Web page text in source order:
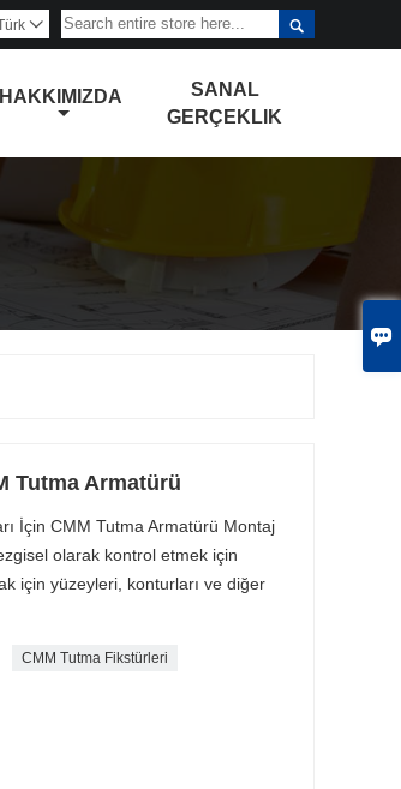



HAKKIMIZDA
SANAL
GERÇEKLIK
Tutma Armatürü
İçin CMM Tutma Armatürü Montaj
olarak kontrol etmek için
için yüzeyleri, konturları ve diğer
CMM Tutma Fikstürleri